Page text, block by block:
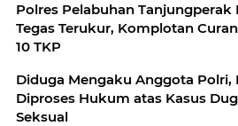
Polres Pelabuhan
Tegas Terukur, Komplotan
10 TKP
Diduga Mengaku Anggota Polri,
Diproses Hukum atas Kasus
Seksual